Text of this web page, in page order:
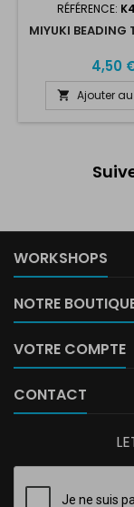
RÉFÉRENCE:
MIYUKI BEADING
4,50
 Ajouter
WORKSHOPS
NOTRE
VOTRE COMPTE
CONTACT